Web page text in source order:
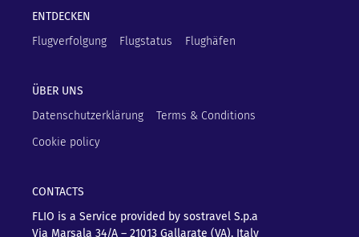
ENTDECKEN
Flugverfolgung
Flugstatus Flughäfen
ÜBER UNS
Datenschutzerklärung
Terms & Conditions
Cookie policy
CONTACTS
FLIO is a Service provided by sostravel S.p.a
Via Marsala 34/A – 21013 Gallarate (VA), Italy